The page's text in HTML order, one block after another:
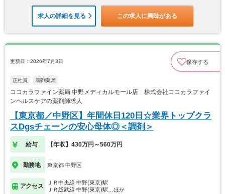
求人の詳細を見る この求人に興味がある
更新日：2026年7月3日 保存する
正社員 調剤薬局
ココカラファイン薬局 中野メディカルモール店 株式会社ココカラファイ
ンヘルスケアの薬剤師求人
【東京都／中野区】年間休日120日☆業界トップクラ
スDgsチェーンの安心母体◎＜調剤＞
給与 【年収】430万円～560万円
勤務地 東京都 中野区
アクセス
ＪＲ中央線 中野(東京)駅
ＪＲ総武線 中野(東京)駅…ほか